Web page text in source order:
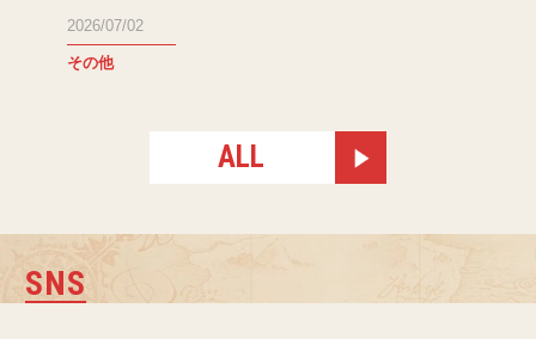
2026/07/02
その他
ALL
SNS